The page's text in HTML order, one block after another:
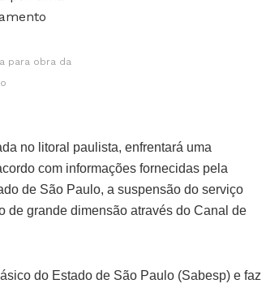
para obra da
no litoral paulista, enfrentará uma
com informações fornecidas pela
de São Paulo, a suspensão do serviço
de grande dimensão através do Canal de
do Estado de São Paulo (Sabesp) e faz